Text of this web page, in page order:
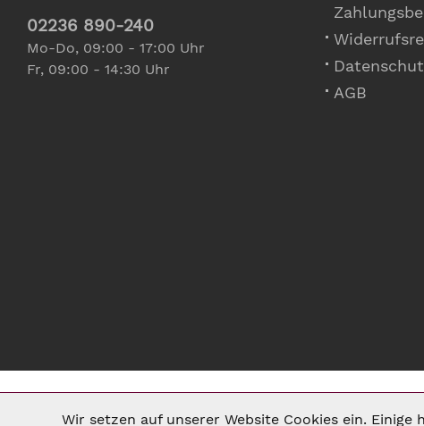
02236 890-240
Mo-Do, 09:00 - 17:00 Uhr
Fr, 09:00 - 14:30 Uhr
AGB
Notwendig
Wir setzen auf unserer Website Cookies ein.